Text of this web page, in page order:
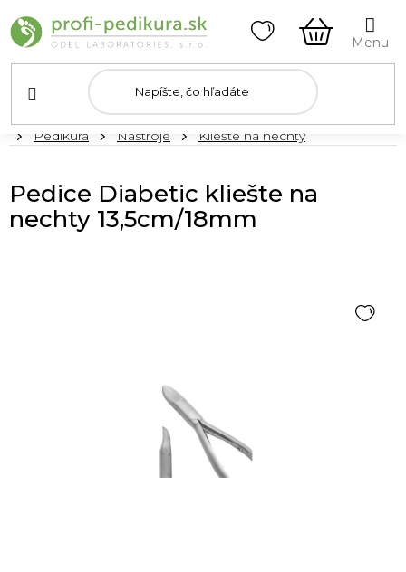
na
obsah
KOŠÍK
DomovPedikúra Nástroje Kliešte na nechty
Pedice Diabetic kliešte na
nechty 13,5cm/18mm